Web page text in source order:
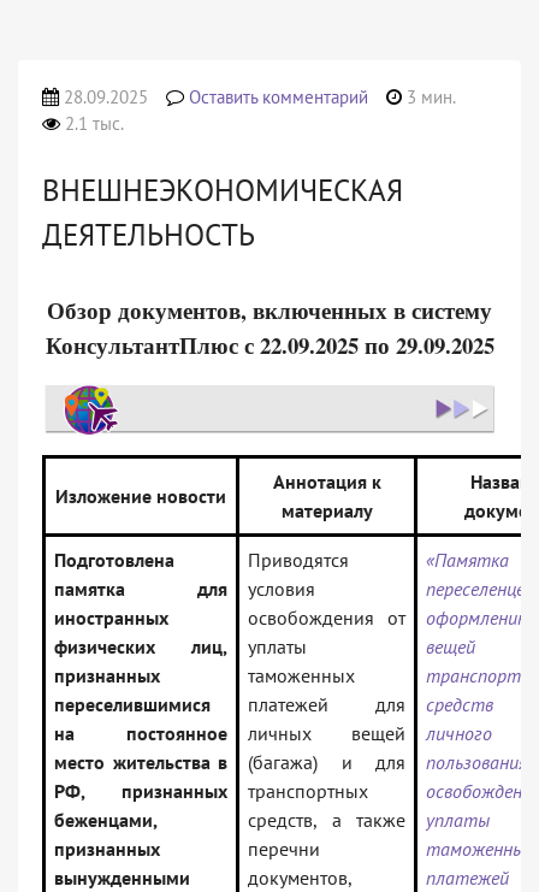
28.09.2025 Оставить комментарий
3 мин.
2.1 тыс.
ВНЕШНЕЭКОНОМИЧЕСКАЯ
ДЕЯТЕЛЬНОСТЬ
Обзор документов, включенных в систему
КонсультантПлюс с 22.09.2025 по 29.09.2025
Изложение новости
Аннотация к
материалу
Подготовлена
памятка для
иностранных
физических лиц,
признанных
переселившимися
на постоянное
место жительства в
РФ, признанных
беженцами,
признанных
вынужденными
Приводятся
условия
освобождения от
уплаты
таможенных
платежей для
личных вещей
(багажа) и для
транспортных
средств, а также
перечни
документов,
оформлению
вещей
личного
уплаты
таможенных